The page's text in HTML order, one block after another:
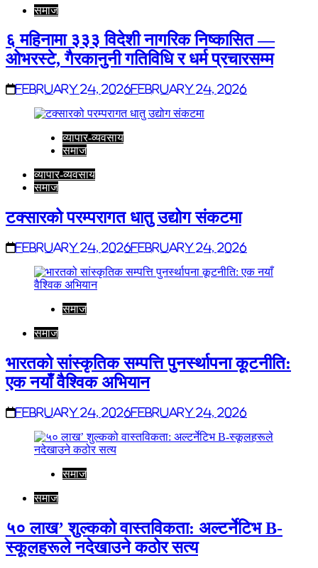
समाज
६ महिनामा ३३३ विदेशी नागरिक निष्कासित —
ओभरस्टे, गैरकानुनी गतिविधि र धर्म प्रचारसम्म
February 24, 2026February 24, 2026
व्यापार-व्यवसाय
समाज
व्यापार-व्यवसाय
समाज
टक्सारको परम्परागत धातु उद्योग संकटमा
February 24, 2026February 24, 2026
समाज
समाज
भारतको सांस्कृतिक सम्पत्ति पुनर्स्थापना कूटनीति:
एक नयाँ वैश्विक अभियान
February 24, 2026February 24, 2026
समाज
समाज
५० लाख’ शुल्कको वास्तविकता: अल्टर्नेटिभ B-
स्कूलहरूले नदेखाउने कठोर सत्य